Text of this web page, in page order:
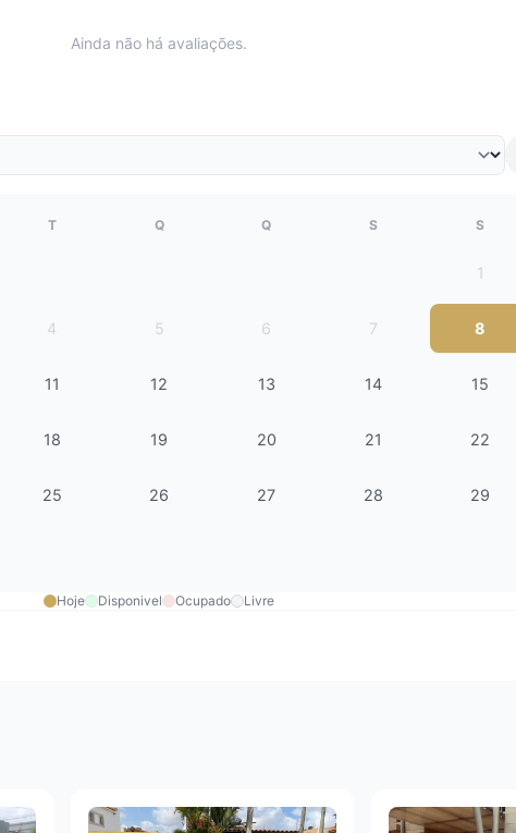
Ainda não há avaliações.
T Q Q S S
1
4 5 6 7 8
11 12 13 14 15
18 19 20 21 22
25 26 27 28 29
Hoje Disponivel Ocupado Livre